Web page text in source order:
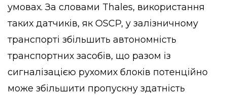
умовах. За словами Thales, використання
таких датчиків, як OSCP, у залізничному
транспорті збільшить автономність
транспортних засобів, що разом із
сигналізацією рухомих блоків потенційно
може збільшити пропускну здатність